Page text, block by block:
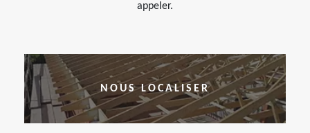
appeler.
NOUS LOCALISER